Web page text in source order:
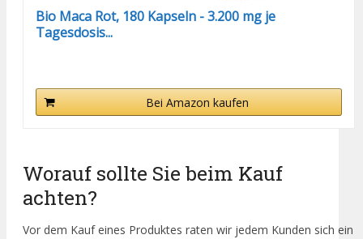
Bio Maca Rot, 180 Kapseln - 3.200 mg je
Tagesdosis...
Bei Amazon kaufen
Worauf sollte Sie beim Kauf
achten?
Vor dem Kauf eines Produktes raten wir jedem Kunden sich ein